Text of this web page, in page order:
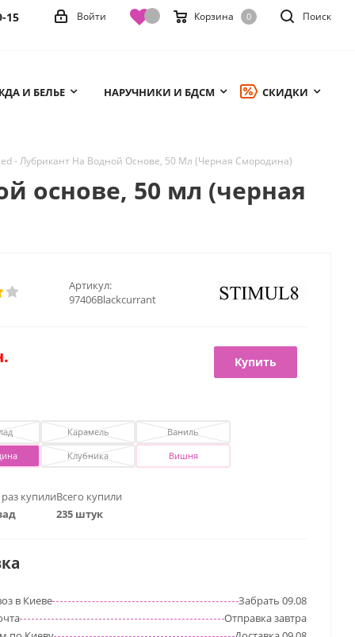
Поиск
Корзина 0
Войти
15
И БЕЛЬЕ НАРУЧНИКИ И БДСМ СКИДКИ
- Лубрикант На Водной Основе, 50 Мл (Черная Смородина)
основе, 50 мл (черная
Артикул:
97406Blackcurrant
Купить
Карамель
Ваниль
Клубника Вишня
купилиВсего купили
235 штук
в Киеве Забрать 09.08
Отправказавтра